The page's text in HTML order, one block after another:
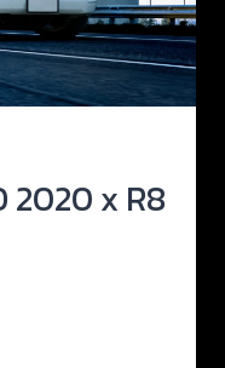
2020 x R8